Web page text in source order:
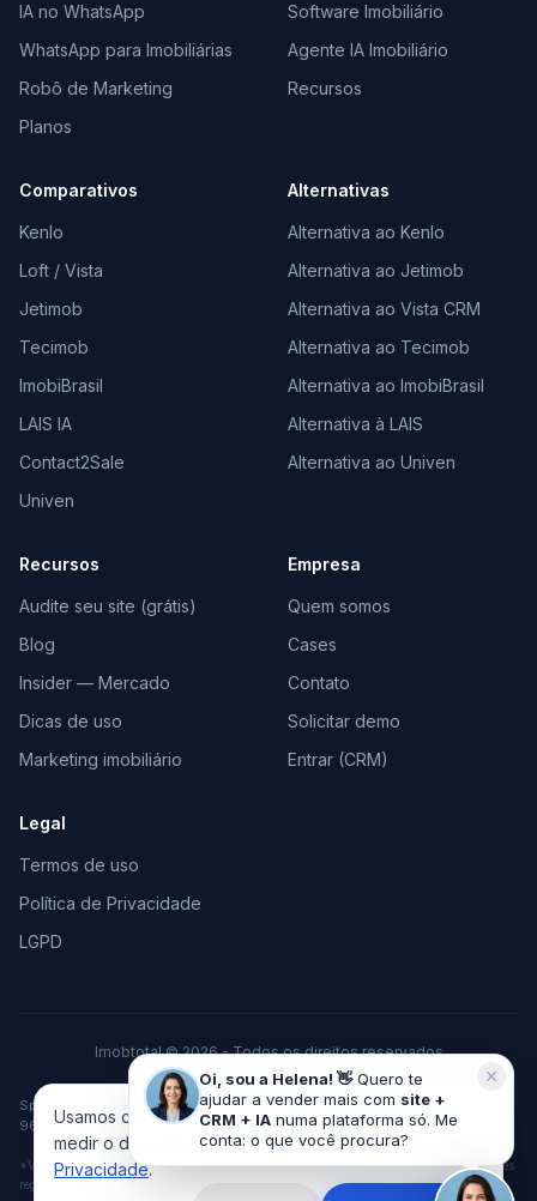
IA no WhatsApp
WhatsApp para Imobiliárias
Robô de Marketing
Planos
Software Imobiliário
Agente IA Imobiliário
Recursos
Comparativos
Kenlo
Loft / Vista
Jetimob
Tecimob
ImobiBrasil
LAIS IA
Contact2Sale
Univen
Alternativas
Alternativa ao Kenlo
Alternativa ao Jetimob
Alternativa ao Vista CRM
Alternativa ao Tecimob
Alternativa ao ImobiBrasil
Alternativa à LAIS
Alternativa ao Univen
Recursos
Audite seu site (grátis)
Blog
Insider — Mercado
Dicas de uso
Marketing imobiliário
Empresa
Quem somos
Cases
Contato
Solicitar demo
Entrar (CRM)
Legal
Termos de uso
Política de Privacidade
LGPD
Imobtotal © 2026 - Todos os direitos reservados
Feito com♥para o mercado imobiliário
Space Tecnologia em Marketing e Vendas LTDA · CNPJ 37.378.306/0001-
96 · Cachoeira do Sul/RS
*VGV acumulado de imobiliárias clientes desde 2010, considerando vendas e locações
registradas no sistema ImobTotal.
Oi, sou a Helena! 👋Quero te
ajudar a vender mais com site +
CRM + IA numa plataforma só. Me
conta: o que você procura?
Usamos cookies pra melhorar sua experiência e
medir o desempenho do site. Veja nossa Política de
Privacidade.